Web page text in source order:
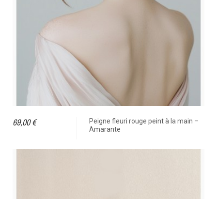
Peigne fleuri rouge peint à la main –
Amarante
69,00 €